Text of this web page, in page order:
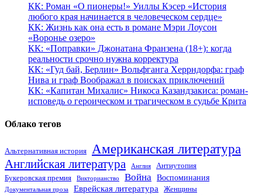
КК: Роман «О пионеры!» Уиллы Кэсер «История
любого края начинается в человеческом сердце»
КК: Жизнь как она есть в романе Мэри Лоусон
«Воронье озеро»
КК: «Поправки» Джонатана Франзена (18+): когда
реальности срочно нужна корректура
КК: «Гуд бай, Берлин» Вольфганга Херрндорфа: граф
Нива и граф Воображал в поисках приключений
КК: «Капитан Михалис» Никоса Казандзакиса: роман-
исповедь о героическом и трагическом в судьбе Крита
Облако тегов
Альтернативная история Американская литература
Английская литература Англия
Антиутопия
Букеровская премия
Викторианство Война Воспоминания
Документальная проза Еврейская литература
Женщины